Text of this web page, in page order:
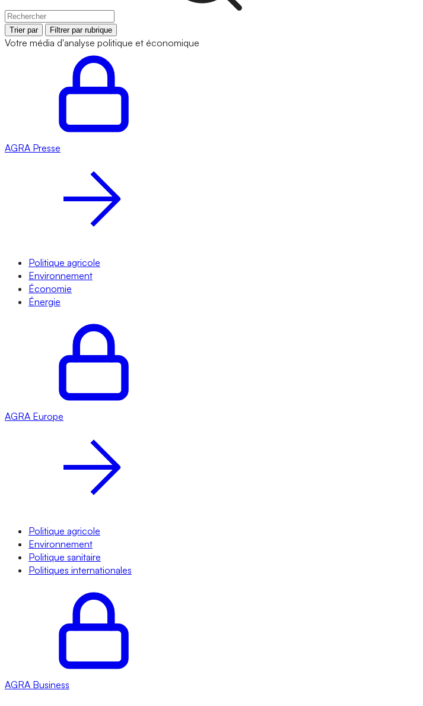
Trier par Filtrer par rubrique
Votre média d'analyse politique et économique
AGRA Presse
Politique agricole
Environnement
Économie
Énergie
AGRA Europe
Politique agricole
Environnement
Politique sanitaire
Politiques internationales
AGRA Business